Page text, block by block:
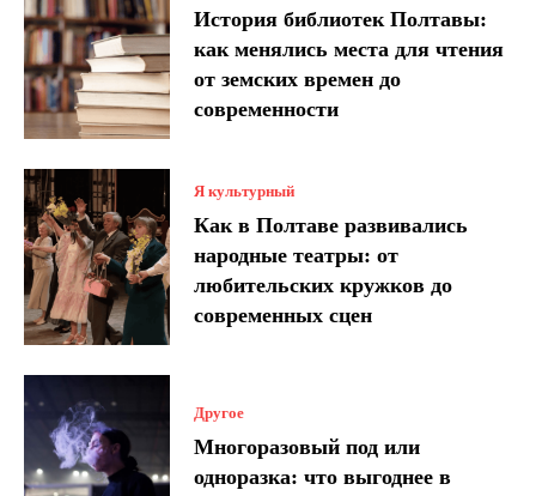
История библиотек Полтавы:
как менялись места для чтения
от земских времен до
современности
Я культурный
Как в Полтаве развивались
народные театры: от
любительских кружков до
современных сцен
Другое
Многоразовый под или
одноразка: что выгоднее в